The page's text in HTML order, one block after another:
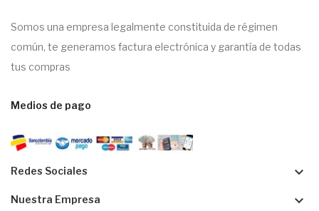
Somos una empresa legalmente constituida de régimen
común, te generamos factura electrónica y garantía de todas
tus compras
Medios de pago
Redes Sociales keyboard_arrow_down
Nuestra Empresa keyboard_arrow_down